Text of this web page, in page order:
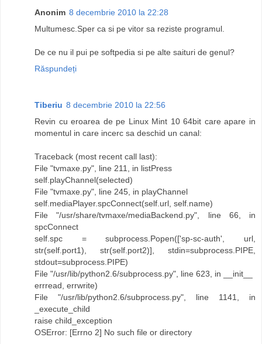
Anonim 8 decembrie 2010 la 22:28
Multumesc.Sper ca si pe vitor sa reziste programul.
De ce nu il pui pe softpedia si pe alte saituri de genul?
Răspundeți
Tiberiu 8 decembrie 2010 la 22:56
Revin cu eroarea de pe Linux Mint 10 64bit care apare in
momentul in care incerc sa deschid un canal:
Traceback (most recent call last):
File "tvmaxe.py", line 211, in listPress
self.playChannel(selected)
File "tvmaxe.py", line 245, in playChannel
self.mediaPlayer.spcConnect(self.url, self.name)
File "/usr/share/tvmaxe/mediaBackend.py", line 66, in
spcConnect
self.spc = subprocess.Popen(['sp-sc-auth', url,
str(self.port1), str(self.port2)], stdin=subprocess.PIPE,
stdout=subprocess.PIPE)
File "/usr/lib/python2.6/subprocess.py", line 623, in __init__
errread, errwrite)
File "/usr/lib/python2.6/subprocess.py", line 1141, in
_execute_child
raise child_exception
OSError: [Errno 2] No such file or directory